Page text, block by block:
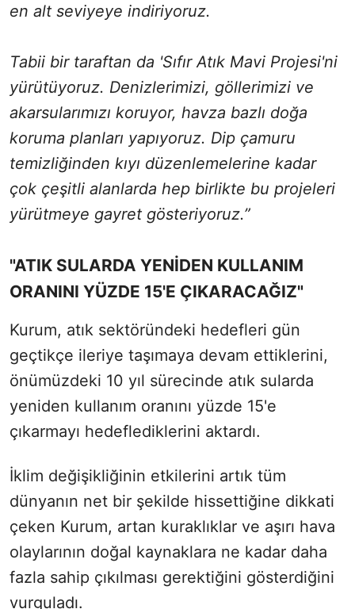
en alt seviyeye indiriyoruz.
Tabii bir taraftan da 'Sıfır Atık Mavi Projesi'ni
yürütüyoruz. Denizlerimizi, göllerimizi ve
akarsularımızı koruyor, havza bazlı doğa
koruma planları yapıyoruz. Dip çamuru
temizliğinden kıyı düzenlemelerine kadar
çok çeşitli alanlarda hep birlikte bu projeleri
yürütmeye gayret gösteriyoruz.”
"ATIK SULARDA YENİDEN KULLANIM
ORANINI YÜZDE 15'E ÇIKARACAĞIZ"
Kurum, atık sektöründeki hedefleri gün
geçtikçe ileriye taşımaya devam ettiklerini,
önümüzdeki 10 yıl sürecinde atık sularda
yeniden kullanım oranını yüzde 15'e
çıkarmayı hedeflediklerini aktardı.
İklim değişikliğinin etkilerini artık tüm
dünyanın net bir şekilde hissettiğine dikkati
çeken Kurum, artan kuraklıklar ve aşırı hava
olaylarının doğal kaynaklara ne kadar daha
fazla sahip çıkılması gerektiğini gösterdiğini
vurguladı.